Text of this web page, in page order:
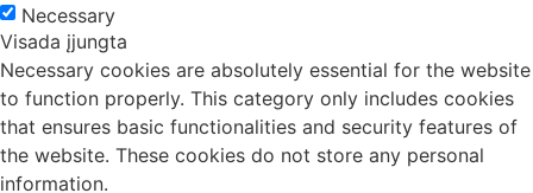
Necessary
Visada įjungta
Necessary cookies are absolutely essential for the website
to function properly. This category only includes cookies
that ensures basic functionalities and security features of
the website. These cookies do not store any personal
information.